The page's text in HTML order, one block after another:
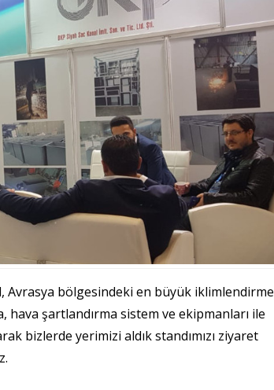
Avrasya bölgesindeki en büyük iklimlendirme
hava şartlandırma sistem ve ekipmanları ile
bizlerde yerimizi aldık standımızı ziyaret